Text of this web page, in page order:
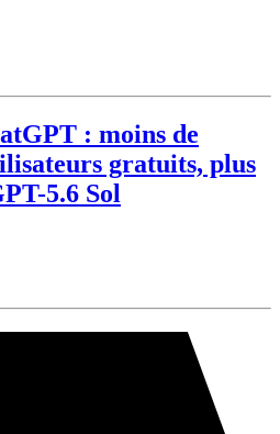
: moins de
gratuits, plus
5.6 Sol